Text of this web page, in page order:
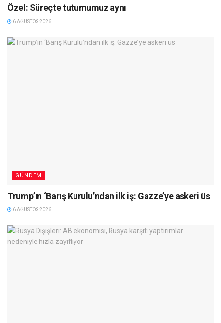
Özel: Süreçte tutumumuz aynı
6 AĞUSTOS 2026
GÜNDEM
Trump’ın ‘Barış Kurulu’ndan ilk iş: Gazze’ye askeri üs
6 AĞUSTOS 2026